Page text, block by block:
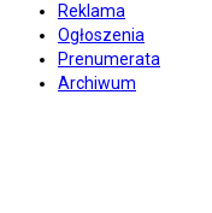
Reklama
Ogłoszenia
Prenumerata
Archiwum